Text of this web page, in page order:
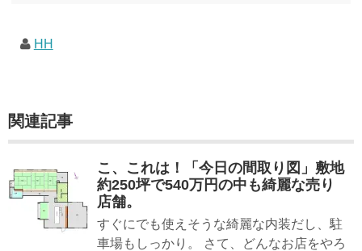
HH
関連記事
こ、これは！「今日の間取り図」敷地
約250坪で540万円の中も綺麗な売り
店舗。
すぐにでも使えそうな綺麗な内装だし、駐
車場もしっかり。 さて、どんなお店をやろ